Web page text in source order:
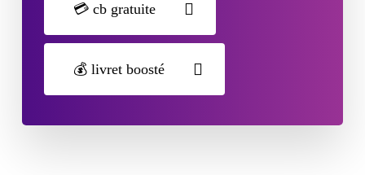
💳 cb gratuite
💰 livret boosté